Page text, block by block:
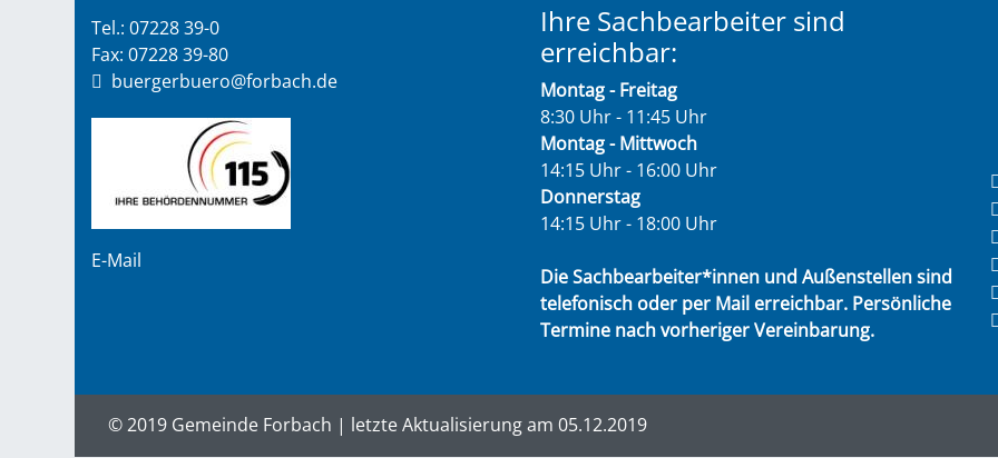
Tel.: 07228 39-0
Fax: 07228 39-80
buergerbuero@forbach.de
E-Mail
Ihre Sachbearbeiter sind
erreichbar:
Montag - Freitag
8:30 Uhr - 11:45 Uhr
Montag - Mittwoch
14:15 Uhr - 16:00 Uhr
Donnerstag
14:15 Uhr - 18:00 Uhr
Die Sachbearbeiter*innen und Außenstellen sind
telefonisch oder per Mail erreichbar. Persönliche
Termine nach vorheriger Vereinbarung.
© 2019 Gemeinde Forbach | letzte Aktualisierung am 05.12.2019